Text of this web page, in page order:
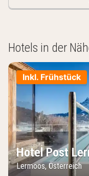
Hotels in der
Inkl. Frühstück
Hotel Post
Lermoos, Österreich